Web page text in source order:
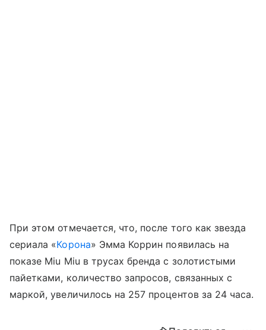
При этом отмечается, что, после того как звезда
сериала «Корона» Эмма Коррин появилась на
показе Miu Miu в трусах бренда с золотистыми
пайетками, количество запросов, связанных с
маркой, увеличилось на 257 процентов за 24 часа.